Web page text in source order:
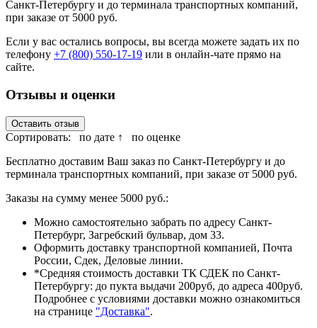
Санкт-Петербургу и до терминала транспортных компаний,
при заказе от 5000 руб.
Если у вас остались вопросы, вы всегда можете задать их по
телефону +7 (800) 550-17-19 или в онлайн-чате прямо на
сайте.
Отзывы и оценки
Оставить отзыв
Сортировать: по дате ↑
по оценке
Бесплатно доставим Ваш заказ по Санкт-Петербургу и до
терминала транспортных компаний, при заказе от 5000 руб.
Заказы на сумму менее 5000 руб.:
Можно самостоятельно забрать по адресу Санкт-
Петербург, Загребский бульвар, дом 33.
Оформить доставку транспортной компанией, Почта
России, Сдек, Деловые линии.
*Средняя стоимость доставки ТК СДЕК по Санкт-
Петербургу: до пукта выдачи 200руб, до адреса 400руб.
Подробнее с условиями доставки можно ознакомиться
на странице "Доставка".